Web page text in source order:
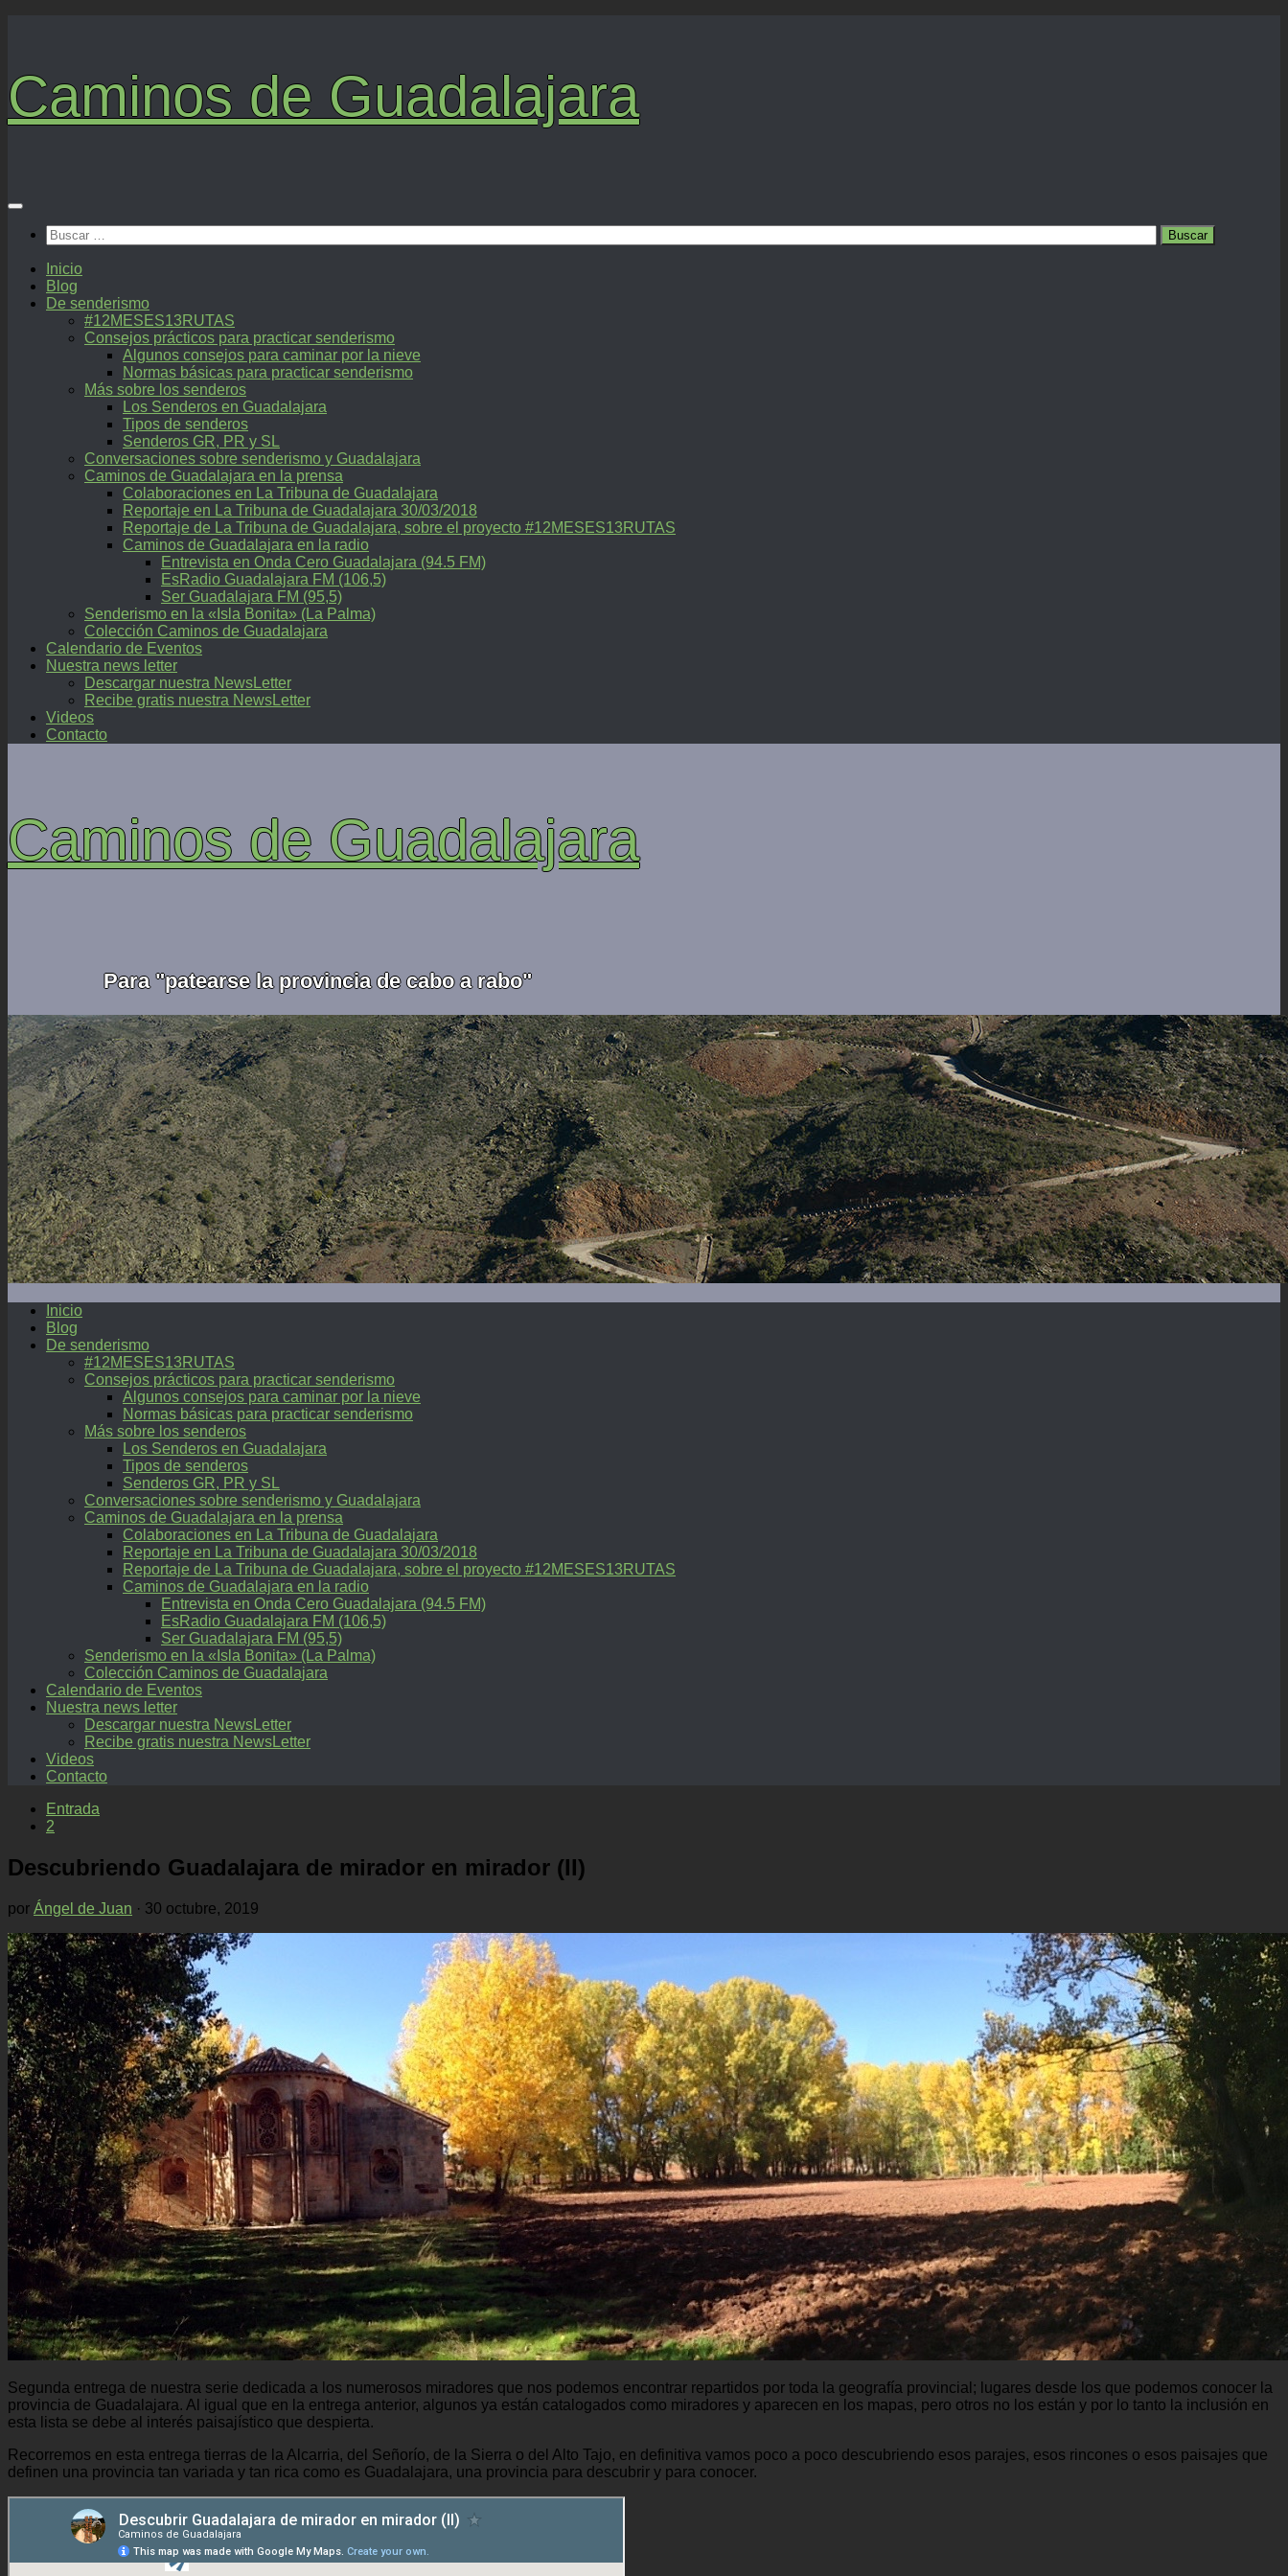
Caminos de Guadalajara
Buscar:
Inicio
Blog
De senderismo
#12MESES13RUTAS
Consejos prácticos para practicar senderismo
Algunos consejos para caminar por la nieve
Normas básicas para practicar senderismo
Más sobre los senderos
Los Senderos en Guadalajara
Tipos de senderos
Senderos GR, PR y SL
Conversaciones sobre senderismo y Guadalajara
Caminos de Guadalajara en la prensa
Colaboraciones en La Tribuna de Guadalajara
Reportaje en La Tribuna de Guadalajara 30/03/2018
Reportaje de La Tribuna de Guadalajara, sobre el proyecto #12MESES13RUTAS
Caminos de Guadalajara en la radio
Entrevista en Onda Cero Guadalajara (94.5 FM)
EsRadio Guadalajara FM (106,5)
Ser Guadalajara FM (95,5)
Senderismo en la «Isla Bonita» (La Palma)
Colección Caminos de Guadalajara
Calendario de Eventos
Nuestra news letter
Descargar nuestra NewsLetter
Recibe gratis nuestra NewsLetter
Videos
Contacto
Caminos de Guadalajara
Para "patearse la provincia de cabo a rabo"
Inicio
Blog
De senderismo
#12MESES13RUTAS
Consejos prácticos para practicar senderismo
Algunos consejos para caminar por la nieve
Normas básicas para practicar senderismo
Más sobre los senderos
Los Senderos en Guadalajara
Tipos de senderos
Senderos GR, PR y SL
Conversaciones sobre senderismo y Guadalajara
Caminos de Guadalajara en la prensa
Colaboraciones en La Tribuna de Guadalajara
Reportaje en La Tribuna de Guadalajara 30/03/2018
Reportaje de La Tribuna de Guadalajara, sobre el proyecto #12MESES13RUTAS
Caminos de Guadalajara en la radio
Entrevista en Onda Cero Guadalajara (94.5 FM)
EsRadio Guadalajara FM (106,5)
Ser Guadalajara FM (95,5)
Senderismo en la «Isla Bonita» (La Palma)
Colección Caminos de Guadalajara
Calendario de Eventos
Nuestra news letter
Descargar nuestra NewsLetter
Recibe gratis nuestra NewsLetter
Videos
Contacto
Entrada
2
Descubriendo Guadalajara de mirador en mirador (II)
por Ángel de Juan · 30 octubre, 2019
Segunda entrega de nuestra serie dedicada a los numerosos miradores que nos podemos encontrar repartidos por toda la geografía provincial; lugares desde los que podemos conocer la
provincia de Guadalajara. Al igual que en la entrega anterior, algunos ya están catalogados como miradores y aparecen en los mapas, pero otros no los están y por lo tanto la inclusión en
esta lista se debe al interés paisajístico que despierta.
Recorremos en esta entrega tierras de la Alcarria, del Señorío, de la Sierra o del Alto Tajo, en definitiva vamos poco a poco descubriendo esos parajes, esos rincones o esos paisajes que
definen una provincia tan variada y tan rica como es Guadalajara, una provincia para descubrir y para conocer.